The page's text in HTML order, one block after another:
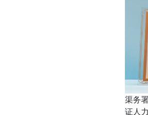
渠务
证人